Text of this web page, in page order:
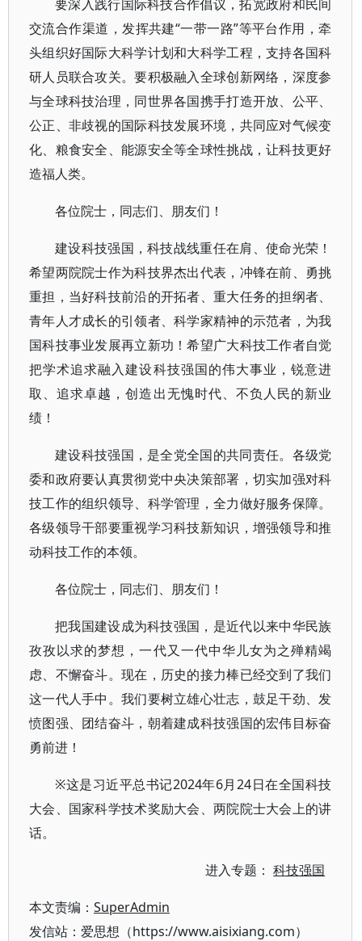
要深入践行国际科技合作倡议，拓宽政府和民间
交流合作渠道，发挥共建“一带一路”等平台作用，牵
头组织好国际大科学计划和大科学工程，支持各国科
研人员联合攻关。要积极融入全球创新网络，深度参
与全球科技治理，同世界各国携手打造开放、公平、
公正、非歧视的国际科技发展环境，共同应对气候变
化、粮食安全、能源安全等全球性挑战，让科技更好
造福人类。
各位院士，同志们、朋友们！
建设科技强国，科技战线重任在肩、使命光荣！
希望两院院士作为科技界杰出代表，冲锋在前、勇挑
重担，当好科技前沿的开拓者、重大任务的担纲者、
青年人才成长的引领者、科学家精神的示范者，为我
国科技事业发展再立新功！希望广大科技工作者自觉
把学术追求融入建设科技强国的伟大事业，锐意进
取、追求卓越，创造出无愧时代、不负人民的新业
绩！
建设科技强国，是全党全国的共同责任。各级党
委和政府要认真贯彻党中央决策部署，切实加强对科
技工作的组织领导、科学管理，全力做好服务保障。
各级领导干部要重视学习科技新知识，增强领导和推
动科技工作的本领。
各位院士，同志们、朋友们！
把我国建设成为科技强国，是近代以来中华民族
孜孜以求的梦想，一代又一代中华儿女为之殚精竭
虑、不懈奋斗。现在，历史的接力棒已经交到了我们
这一代人手中。我们要树立雄心壮志，鼓足干劲、发
愤图强、团结奋斗，朝着建成科技强国的宏伟目标奋
勇前进！
※这是习近平总书记2024年6月24日在全国科技
大会、国家科学技术奖励大会、两院院士大会上的讲
话。
进入专题：科技强国
本文责编： SuperAdmin
发信站：爱思想（https://www.aisixiang.com）